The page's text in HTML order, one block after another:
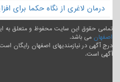
درمان لاغری از نگاه حکما برای
تمامی حقوق این سایت محفوظ و متعلق به
اصفهان می باشد.
درج آگهی در نیازمندیهای اصفهان رایگان
آگهی است.